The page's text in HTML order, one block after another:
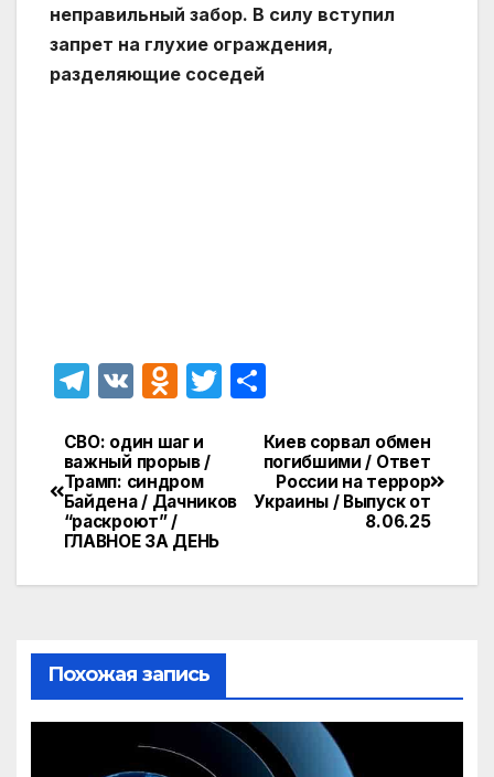
неправильный забор. В силу вступил
запрет на глухие ограждения,
разделяющие соседей
T
e
gr
a
m
V
O
n
o
kl
a
s
ni
ki
T
er
п
р
а
и
Навигация
по
записям
Киев сорвал обмен
погибшими / Ответ
России на террор
Украины / Выпуск от
8.06.25
СВО: один шаг и
важный прорыв /
Трамп: синдром
Байдена / Дачников
“раскроют” /
ГЛАВНОЕ ЗА ДЕНЬ
Похожая запись